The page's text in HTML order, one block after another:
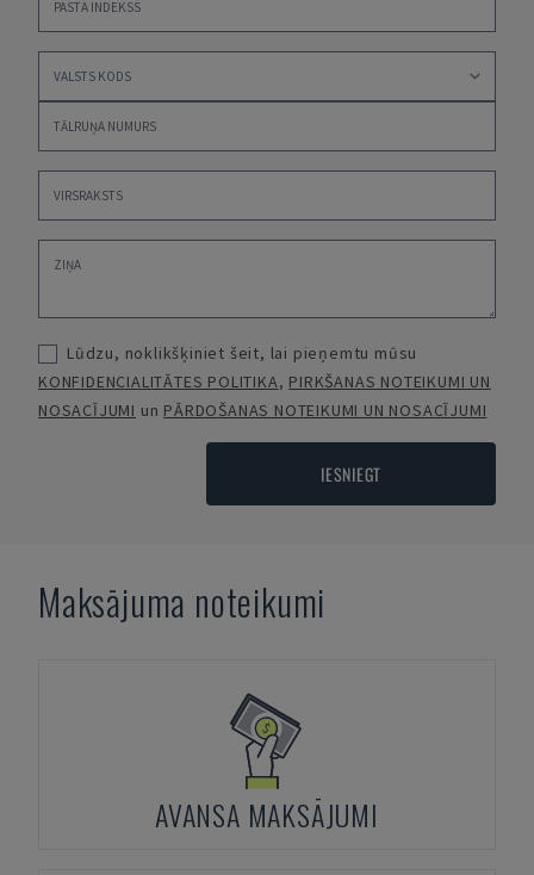
Lūdzu, noklikšķiniet šeit, lai pieņemtu mūsu
KONFIDENCIALITĀTES POLITIKA, PIRKŠANAS NOTEIKUMI UN
NOSACĪJUMI un PĀRDOŠANAS NOTEIKUMI UN NOSACĪJUMI
IESNIEGT
Maksājuma noteikumi
AVANSA MAKSĀJUMI